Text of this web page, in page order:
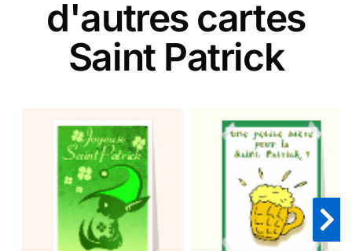
d'autres cartes
Saint Patrick